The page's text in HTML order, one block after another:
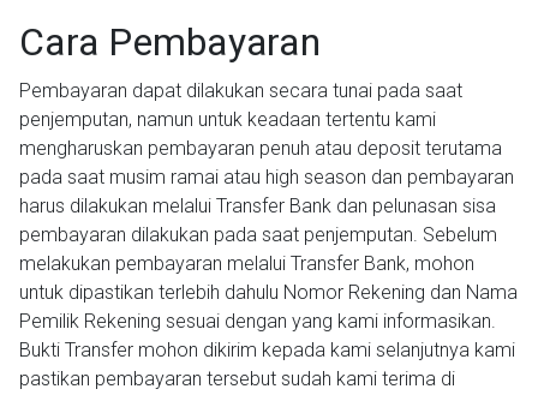
Cara Pembayaran
Pembayaran dapat dilakukan secara tunai pada saat
penjemputan, namun untuk keadaan tertentu kami
mengharuskan pembayaran penuh atau deposit terutama
pada saat musim ramai atau high season dan pembayaran
harus dilakukan melalui Transfer Bank dan pelunasan sisa
pembayaran dilakukan pada saat penjemputan. Sebelum
melakukan pembayaran melalui Transfer Bank, mohon
untuk dipastikan terlebih dahulu Nomor Rekening dan Nama
Pemilik Rekening sesuai dengan yang kami informasikan.
Bukti Transfer mohon dikirim kepada kami selanjutnya kami
pastikan pembayaran tersebut sudah kami terima di